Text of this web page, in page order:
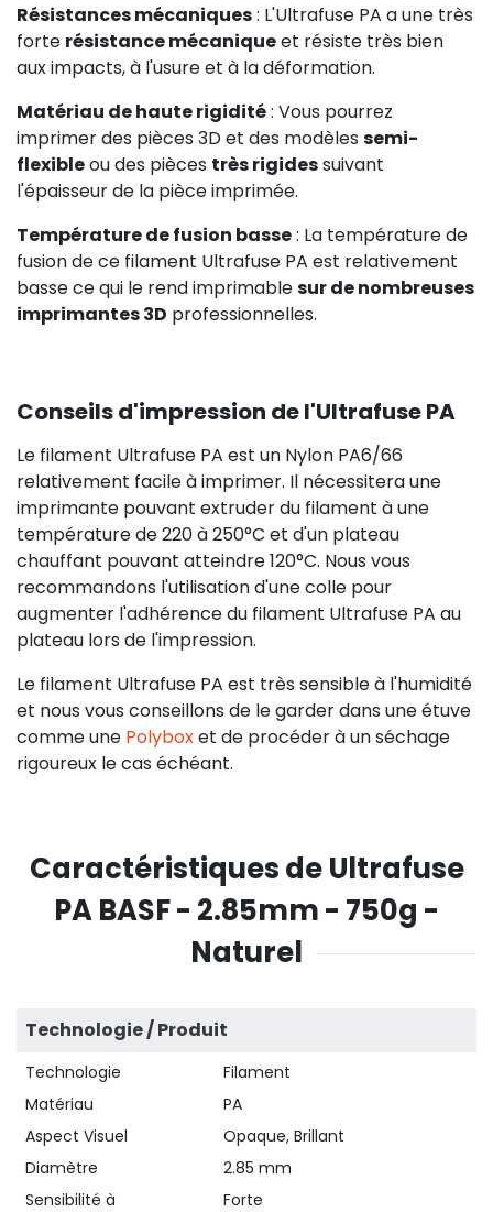
Résistances mécaniques: L'Ultrafuse PA a une très
forte résistance mécaniqueet résiste très bien
aux impacts, à l'usure et à la déformation.
Matériau de haute rigidité: Vous pourrez
imprimer des pièces 3D et des modèles semi-
flexibleou des pièces très rigidessuivant
l'épaisseur de la pièce imprimée.
Température de fusion basse: La température de
fusion de ce filament Ultrafuse PA est relativement
basse ce qui le rend imprimablesur de nombreuses
imprimantes 3D professionnelles.
Conseils d'impression de l'Ultrafuse PA
Le filament Ultrafuse PA est un Nylon PA6/66
relativement facile à imprimer. Il nécessitera une
imprimante pouvant extruder du filament à une
température de 220 à 250°C et d'un plateau
chauffant pouvant atteindre 120°C. Nous vous
recommandons l'utilisation d'une colle pour
augmenter l'adhérence du filament Ultrafuse PA au
plateau lors de l'impression.
Le filament Ultrafuse PA est très sensible à l'humidité
et nous vous conseillons de le garder dans une étuve
comme une Polyboxet de procéder à un séchage
rigoureux le cas échéant.
Caractéristiques de Ultrafuse
PA BASF - 2.85mm - 750g -
Naturel
Technologie / Produit
Technologie
Filament
Matériau
PA
Aspect Visuel
Opaque, Brillant
Diamètre
2.85 mm
Sensibilité à
Forte